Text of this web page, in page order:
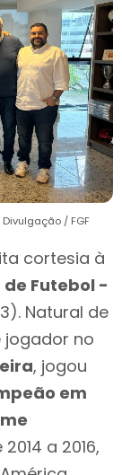
/ FGF
cortesia à
Futebol -
Natural de
jogador no
, jogou
em
a 2016,